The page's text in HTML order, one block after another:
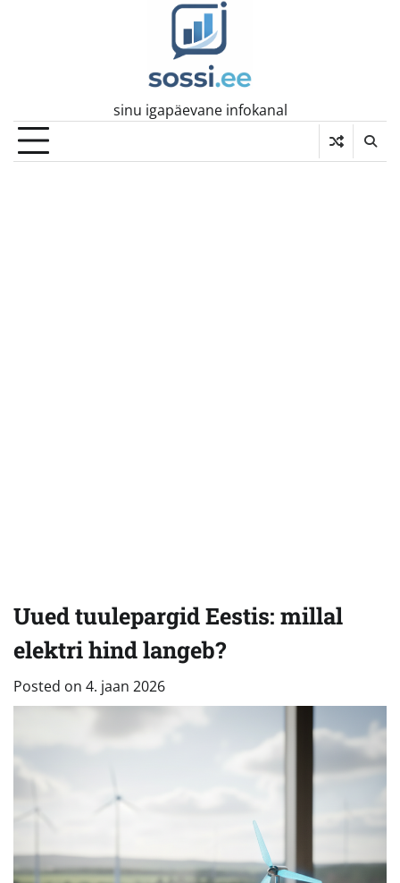
sinu igapäevane infokanal
Uued tuulepargid Eestis: millal
elektri hind langeb?
Posted on 4. jaan 2026